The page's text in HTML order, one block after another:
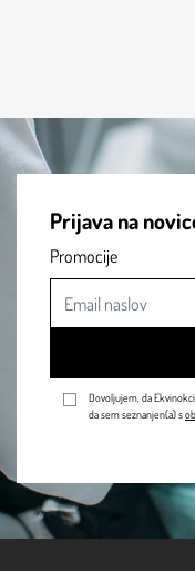
Prijava na
Promocije
Dovoljujem, da
da sem seznanjen(a) s